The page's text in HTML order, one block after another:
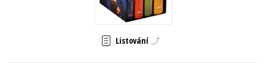
Zahraniční literatura
Všechny tituly
Listování